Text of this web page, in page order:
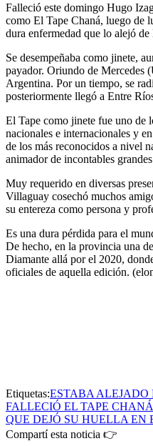
Falleció este domingo Hugo
como El Tape Chaná, luego de
dura enfermedad que lo alejó de
Se desempeñaba como jinete,
payador. Oriundo de Mercedes
Argentina. Por un tiempo, se
posteriormente llegó a Entre
El Tape como jinete fue uno de
nacionales e internacionales y
de los más reconocidos a nivel
animador de incontables
Muy requerido en diversas
Villaguay cosechó muchos
su entereza como persona y
Es una dura pérdida para el
De hecho, en la provincia una
Diamante allá por el 2020,
oficiales de aquella edición.
Etiquetas:ESTABA ALEJADO
FALLECIÓ EL TAPE CHANÁ
QUE DEJÓ SU HUELLA EN
Compartí esta noticia 👉